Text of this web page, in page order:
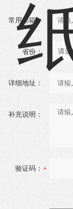
常用邮箱：
省份：
详细地址：
补充说明：
验证码：